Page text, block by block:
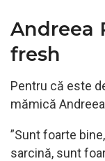
Andreea
fresh
Pentru că este
mămică
”Sunt foarte
sarcină, sunt